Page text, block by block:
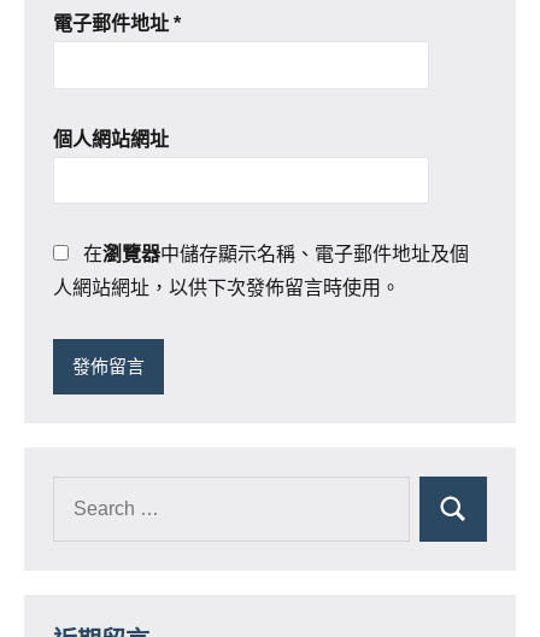
電子郵件地址 *
個人網站網址
在瀏覽器中儲存顯示名稱、電子郵件地址及個
人網站網址，以供下次發佈留言時使用。